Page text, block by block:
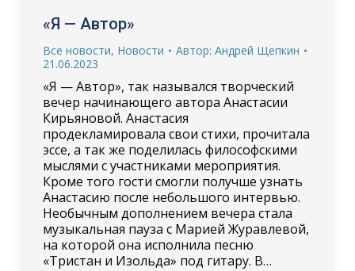
«Я — Автор»
Все новости, Новости Автор: Андрей Щепкин
21.06.2023
«Я — Автор», так назывался творческий
вечер начинающего автора Анастасии
Кирьяновой. Анастасия
продекламировала свои стихи, прочитала
эссе, а так же поделилась философскими
мыслями с участниками мероприятия.
Кроме того гости смогли получше узнать
Анастасию после небольшого интервью.
Необычным дополнением вечера стала
музыкальная пауза с Марией Журавлевой,
на которой она исполнила песню
«Тристан и Изольда» под гитару. В…